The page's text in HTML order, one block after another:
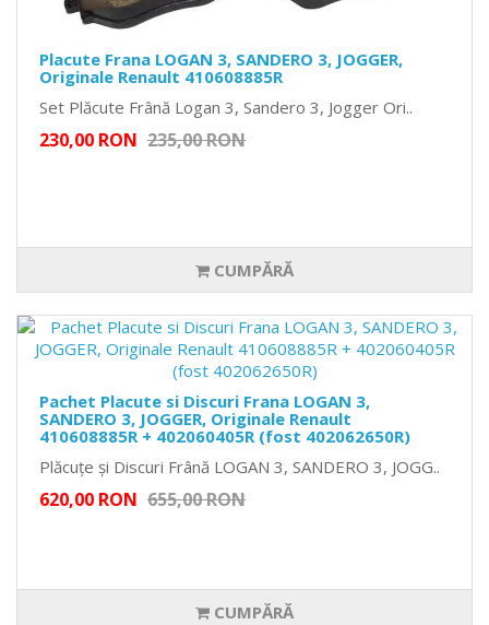
Placute Frana LOGAN 3, SANDERO 3, JOGGER,
Originale Renault 410608885R
Set Plăcute Frână Logan 3, Sandero 3, Jogger Ori..
230,00 RON 235,00 RON
CUMPĂRĂ
Pachet Placute si Discuri Frana LOGAN 3,
SANDERO 3, JOGGER, Originale Renault
410608885R + 402060405R (fost 402062650R)
Plăcuțe și Discuri Frână LOGAN 3, SANDERO 3, JOGG..
620,00 RON 655,00 RON
CUMPĂRĂ